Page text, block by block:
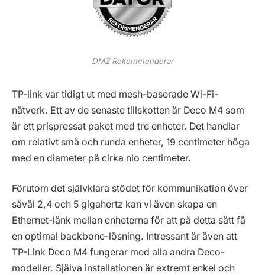
DMZ Rekommenderar
TP-link var tidigt ut med mesh-baserade Wi-Fi-
nätverk. Ett av de senaste tillskotten är Deco M4 som
är ett prispressat paket med tre enheter. Det handlar
om relativt små och runda enheter, 19 centimeter höga
med en diameter på cirka nio centimeter.
Förutom det självklara stödet för kommunikation över
såväl 2,4 och 5 gigahertz kan vi även skapa en
Ethernet-länk mellan enheterna för att på detta sätt få
en optimal backbone-lösning. Intressant är även att
TP-Link Deco M4 fungerar med alla andra Deco-
modeller. Själva installationen är extremt enkel och